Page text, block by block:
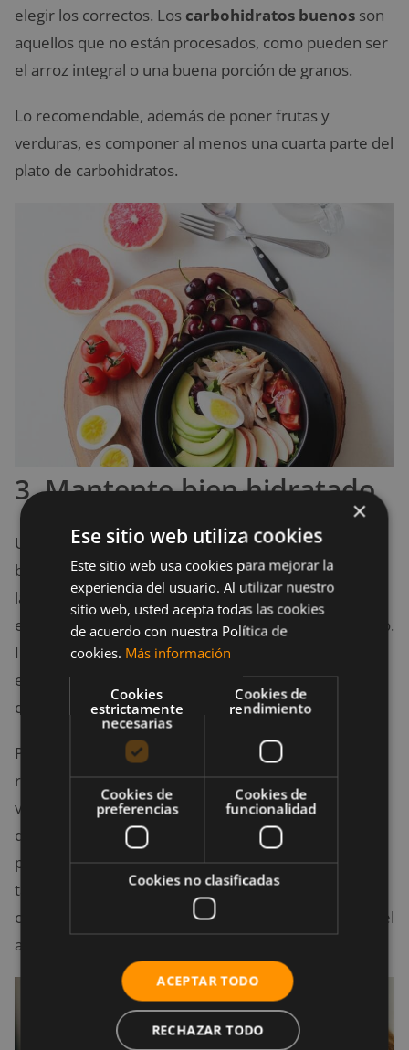
elegir los correctos. Los carbohidratos buenos son
aquellos que no están procesados, como pueden ser
el arroz integral o una buena porción de granos.
Lo recomendable, además de poner frutas y
verduras, es componer al menos una cuarta parte del
plato de carbohidratos.
3. Mantente bien hidratado
Un consumo apropiado de agua es realmente
beneficioso para nuestro cuerpo. Esta puede limpiar
la piel, ayudar con la pérdida de peso e incrementar
el flujo de nutrientes y oxígeno por medio del cuerpo.
Incluso puede ayudarnos con cosas más
emocionales, al curar la fatiga, mejorando el estado
de ánimo y la cognición (Liska et al., 2019).
Para algunos puede ser un desafío tomar la cantidad
recomendada de agua al día, una media de ocho
vasos de 8 onzas (230 ml), pero es un hábito que
debemos tomar en serio; no solo para quienes
pretender llevar una vida más saludable, sino
también para quienes deseen perder peso, ya que el
consumo de agua puede ayudar a suprimir un poco el
apetito (Parretti et al., 2015).
×
Ese sitio web utiliza cookies
Este sitio web usa cookies para mejorar la
experiencia del usuario. Al utilizar nuestro
sitio web, usted acepta todas las cookies
de acuerdo con nuestra Política de
cookies. Más información
Cookies
estrictamente
necesarias
Cookies de
rendimiento
Cookies de
preferencias
Cookies de
funcionalidad
Cookies no clasificadas
ACEPTAR TODO
RECHAZAR TODO